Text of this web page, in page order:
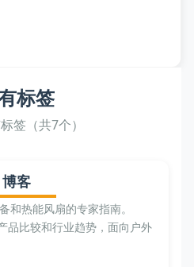
标签
签（共7个）
博客
和热能风扇的专家指南。
品比较和行业趋势，面向户外